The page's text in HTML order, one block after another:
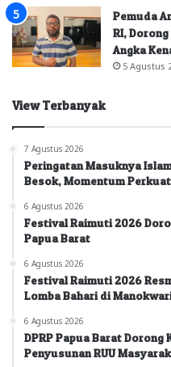
Pemuda
RI,
Angka
5 Agustus
View Terbanyak
7 Agustus 2026
Peringatan Masuknya
Besok, Momentum
6 Agustus 2026
Festival Raimuti 2026
Papua Barat
6 Agustus 2026
Festival Raimuti 2026
Lomba Bahari di
6 Agustus 2026
DPRP Papua Barat
Penyusunan RUU